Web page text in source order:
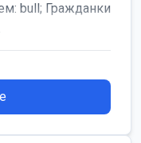
bull; Гражданки